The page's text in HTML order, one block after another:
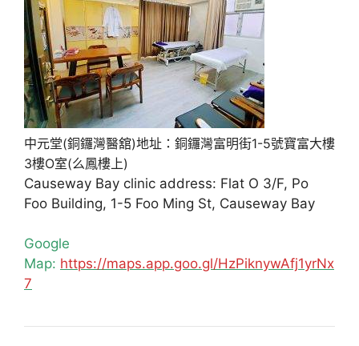
中元堂(銅鑼灣醫舘)地址：銅鑼灣富明街1-5號寶富大樓
3樓O室(么鳳樓上)
Causeway Bay clinic address: Flat O 3/F, Po
Foo Building, 1-5 Foo Ming St, Causeway Bay
Google
Map: https://maps.app.goo.gl/HzPiknywAfj1yrNx
7